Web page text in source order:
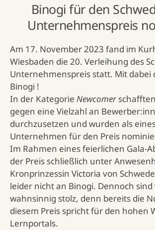
Binogi für den
Unternehmenspreis
Am 17. November 2023 fand im
Wiesbaden die 20. Verleihung des
Unternehmenspreis statt. Mit dabei
Binogi !
In der Kategorie Newcomer
gegen eine Vielzahl an
durchzusetzen und wurden als
Unternehmen für den Preis
Im Rahmen eines feierlichen Gala-
der Preis schließlich unter
Kronprinzessin Victoria von
leider nicht an Binogi. Dennoch sind
wahnsinnig stolz, denn bereits die
diesem Preis spricht für den hohen
Lernportals.